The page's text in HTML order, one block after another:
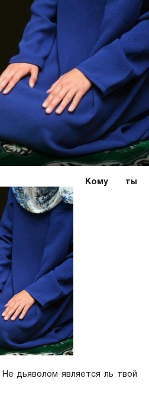
Кому ты
Не дьяволом является ль твой